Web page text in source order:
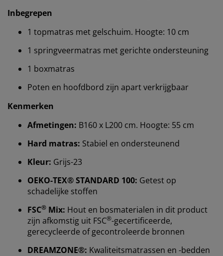
Inbegrepen
1 topmatras met gelschuim. Hoogte: 10 cm
1 springveermatras met gerichte ondersteuning
1 boxmatras
Poten en hoofdbord zijn apart verkrijgbaar
Kenmerken
Afmetingen: B160 x L200 cm. Hoogte: 55 cm
Hard matras: Stabiel en ondersteunend
Kleur: Grijs-23
OEKO-TEX® STANDARD 100: Getest op
schadelijke stoffen
FSC® Mix: Hout en bosmaterialen in dit product
zijn afkomstig uit FSC®-gecertificeerde,
gerecycleerde of gecontroleerde bronnen
DREAMZONE®: Kwaliteitsmatrassen en -bedden
Wij personaliseren jouw ervaring
Bij JYSK gebruiken we cookies en mobiele
identificatoren om je een goede ervaring te bieden
tijdens het bezoeken van onze website. Cookies
verzamelen informatie over jou om functionaliteit,
statistieken en relevante marketing te waarborgen.